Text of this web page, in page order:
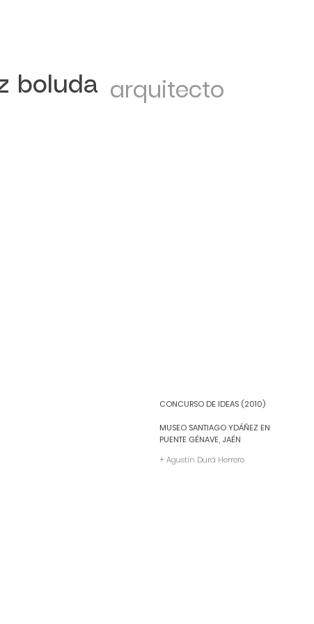
boluda arquitecto
CONCURSO DE IDEAS (2010)
MUSEO SANTIAGO YDÁÑEZ EN
PUENTE GÉNAVE, JAÉN
+ Agustín Durá Herrero